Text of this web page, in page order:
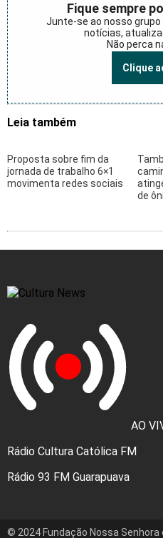
Fique sempre
Junte-se ao nosso
notícias,
Não perca
Clique
Leia também
Proposta sobre fim da
jornada de trabalho 6×1
movimenta redes sociais
de
AO
Rádio Cultura Católica FM
Rádio 93 FM Guarapuava
© 2024 Fundação Nossa